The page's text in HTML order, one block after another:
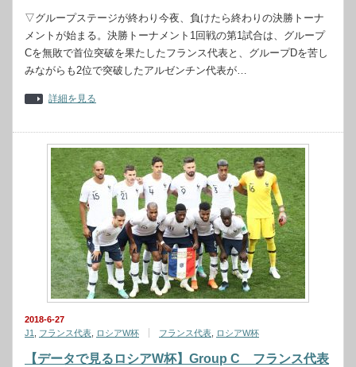
▽グループステージが終わり今夜、負けたら終わりの決勝トーナ
メントが始まる。決勝トーナメント1回戦の第1試合は、グループ
Cを無敗で首位突破を果たしたフランス代表と、グループDを苦し
みながらも2位で突破したアルゼンチン代表が…
詳細を見る
2018-6-27
J1
フランス代表 ロシアW杯 フランス代表 ロシアW杯
【データで見るロシアW杯】Group C フランス代表